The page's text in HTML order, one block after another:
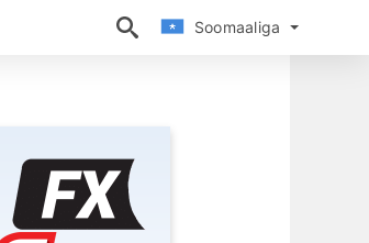
Soomaaliga
Soomaaliga